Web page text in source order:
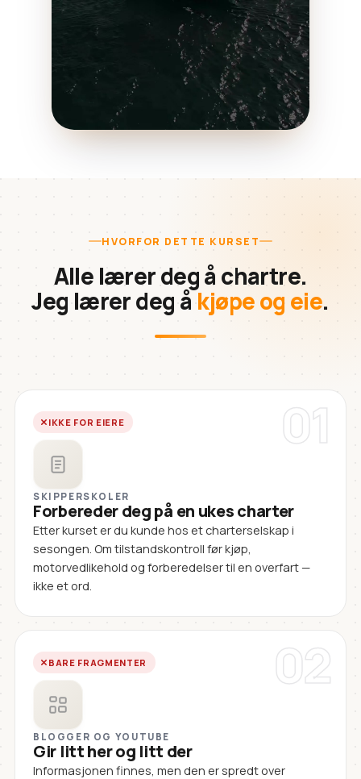
HVORFOR DETTE KURSET
Alle lærer deg å chartre.
Jeg lærer deg åkjøpe og eie.
01
IKKE FOR EIERE
SKIPPERSKOLER
Forbereder deg på en ukes charter
Etter kurset er du kunde hos et charterselskap i
sesongen. Om tilstandskontroll før kjøp,
motorvedlikehold og forberedelser til en overfart —
ikke et ord.
02
BARE FRAGMENTER
BLOGGER OG YOUTUBE
Gir litt her og litt der
Informasjonen finnes, men den er spredt over